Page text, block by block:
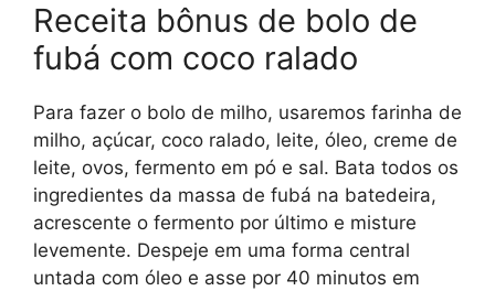
Receita bônus de bolo de
fubá com coco ralado
Para fazer o bolo de milho, usaremos farinha de
milho, açúcar, coco ralado, leite, óleo, creme de
leite, ovos, fermento em pó e sal. Bata todos os
ingredientes da massa de fubá na batedeira,
acrescente o fermento por último e misture
levemente. Despeje em uma forma central
untada com óleo e asse por 40 minutos em